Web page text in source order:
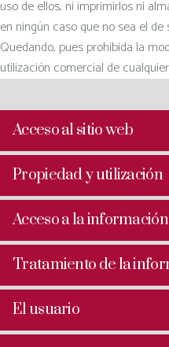
uso de ellos, ni imprimirlos ni
en ningún caso que no sea el
Quedando, pues prohibida la
utilización comercial de
Acceso al sitio web
Propiedad y utilización
Acceso a la información
Tratamiento de la
El usuario